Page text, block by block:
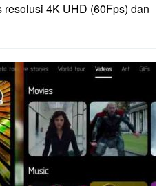
4K UHD (60Fps) dan